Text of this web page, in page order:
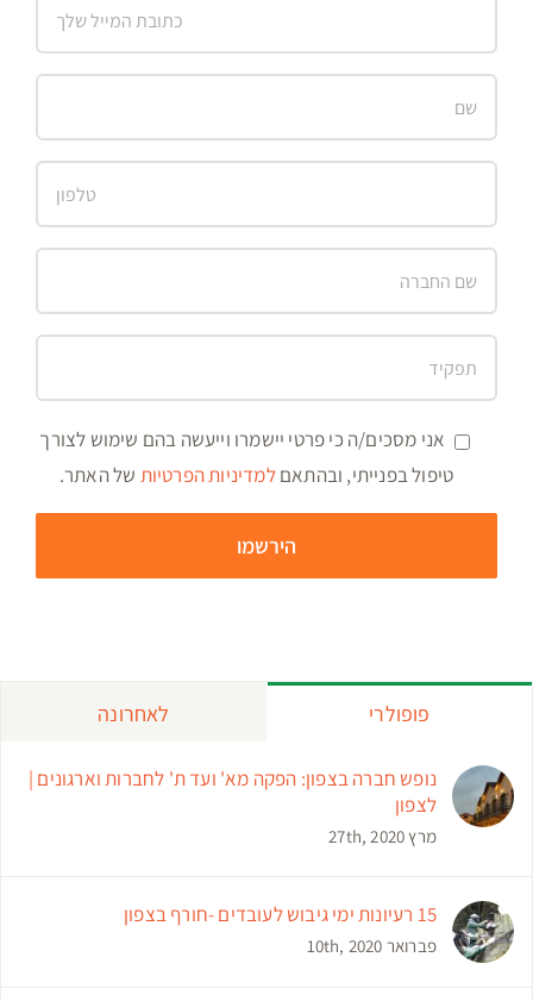
אני מסכים/ה כי פרטי יישמרו וייעשה בהם שימוש לצורך
טיפול בפנייתי, ובהתאםלמדיניות הפרטיות של האתר.
פופולרי לאחרונה
נופש חברה בצפון: הפקה מא' ועד ת' לחברות וארגונים |
לצפון
מרץ 27th, 2020
15 רעיונות ימי גיבוש לעובדים -חורף בצפון
פברואר 10th, 2020